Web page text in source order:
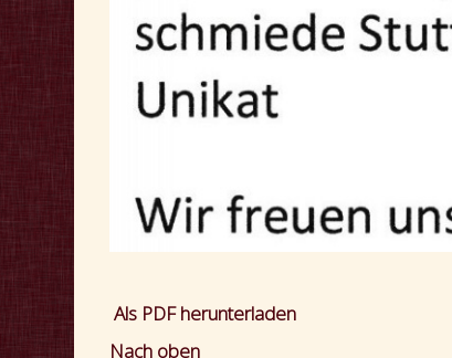
Als PDF herunterladen
Nach oben